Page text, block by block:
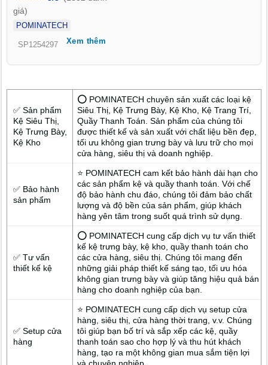
lại ở việc chỉ “bày bán” – mà phải “kể chuyện”, “gợi cảm hứng”
và khiến khách hàng đắm chìm ngay từ ánh nhìn đầu tiên. Bài
viết này sẽ đưa bạn đến những giải pháp thiết kế decor cao
cấp, đậm chất nghệ thuật, phù hợp với khách hàng khu vực P.
giá)
POMINATECH
SP1254297 Xem thêm
✅ Sản phẩm
Kệ Siêu Thị,
Kệ Trưng Bày,
Kệ Kho
⭕ POMINATECH chuyên sản xuất các loại kệ
Siêu Thị, Kệ Trưng Bày, Kệ Kho, Kệ Trang Trí,
Quầy Thanh Toán. Sản phẩm của chúng tôi
được thiết kế và sản xuất với chất liệu bền đẹp,
tối ưu không gian trưng bày và lưu trữ cho mọi
cửa hàng, siêu thị và doanh nghiệp.
✅ Bảo hành
sản phẩm
⭐ POMINATECH cam kết bảo hành dài hạn cho
các sản phẩm kệ và quầy thanh toán. Với chế
độ bảo hành chu đáo, chúng tôi đảm bảo chất
lượng và độ bền của sản phẩm, giúp khách
hàng yên tâm trong suốt quá trình sử dụng.
✅ Tư vấn
thiết kế kệ
⭕ POMINATECH cung cấp dịch vụ tư vấn thiết
kế kệ trưng bày, kệ kho, quầy thanh toán cho
các cửa hàng, siêu thị. Chúng tôi mang đến
những giải pháp thiết kế sáng tạo, tối ưu hóa
không gian trưng bày và giúp tăng hiệu quả bán
hàng cho doanh nghiệp của bạn.
✅ Setup cửa
hàng
⭐ POMINATECH cung cấp dịch vụ setup cửa
hàng, siêu thị, cửa hàng thời trang, v.v. Chúng
tôi giúp bạn bố trí và sắp xếp các kệ, quầy
thanh toán sao cho hợp lý và thu hút khách
hàng, tạo ra một không gian mua sắm tiện lợi